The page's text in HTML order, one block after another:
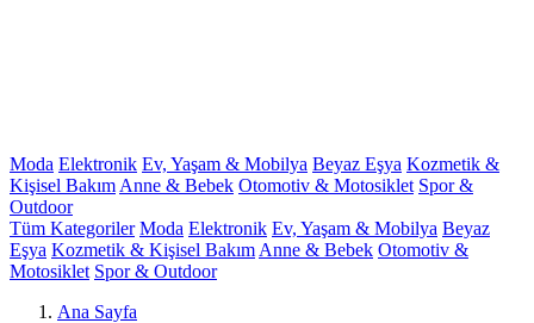
Moda Elektronik Ev, Yaşam & Mobilya Beyaz Eşya Kozmetik &
Kişisel Bakım Anne & Bebek Otomotiv & Motosiklet Spor &
Outdoor
Tüm Kategoriler Moda Elektronik Ev, Yaşam & Mobilya Beyaz
Eşya Kozmetik & Kişisel Bakım Anne & Bebek Otomotiv &
Motosiklet Spor & Outdoor
Ana Sayfa